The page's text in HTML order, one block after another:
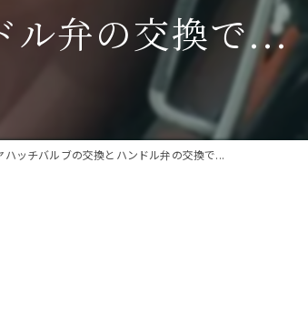
ラックル弁の交換で...
ッチバルブの交換とハンドル弁の交換で...